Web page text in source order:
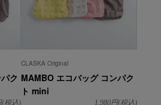
ク
(税込)
CLASKA Original
MAMBO エコバッグ コンパク
ト mini
1,980円(税込)